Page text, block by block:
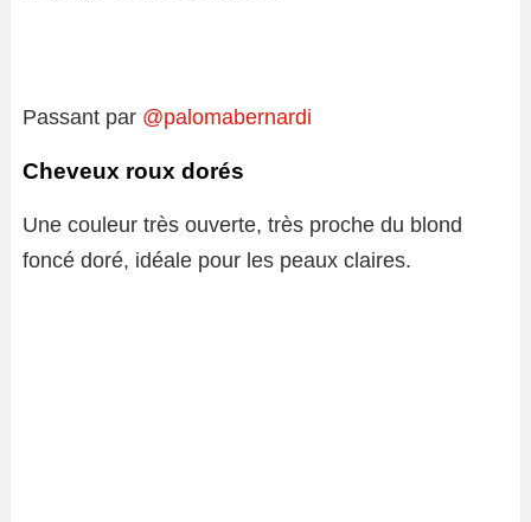
Passant par @palomabernardi
Cheveux roux dorés
Une couleur très ouverte, très proche du blond
foncé doré, idéale pour les peaux claires.